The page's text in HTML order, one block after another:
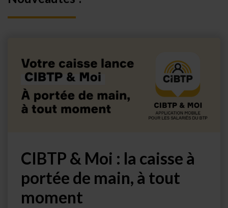
CIBTP & Moi : la caisse à
portée de main, à tout
moment